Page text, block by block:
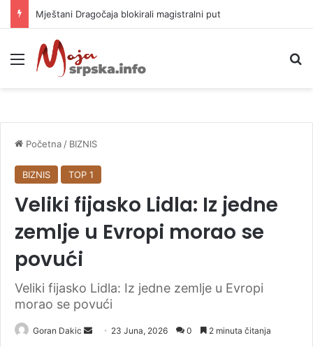
Helikopter ponovo gasi vatru u selima kod Trebinja
Meni
Početna / BIZNIS
BIZNIS TOP 1
Veliki fijasko Lidla: Iz jedne
zemlje u Evropi morao se
povući
Veliki fijasko Lidla: Iz jedne zemlje u Evropi
morao se povući
Goran Dakic 23 Juna, 2026 0 2 minuta čitanja